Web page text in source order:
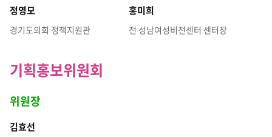
정영모
경기도의회 정책지원관
홍미희
전 성남여성비전센터 센터장
기획홍보위원회
위원장
김효선